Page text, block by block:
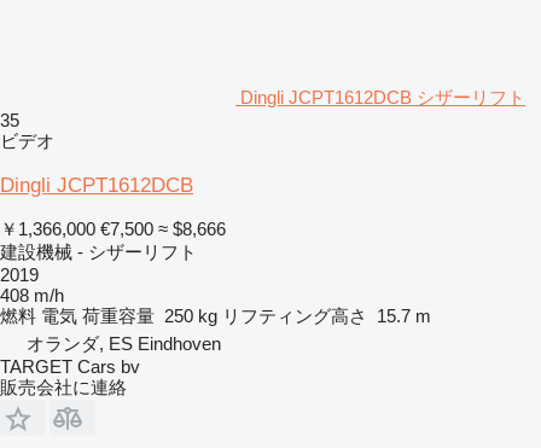
Dingli JCPT1612DCB シザーリフト
35
ビデオ
Dingli JCPT1612DCB
￥1,366,000 €7,500 ≈ $8,666
建設機械 - シザーリフト
2019
408 m/h
燃料 電気 荷重容量 250 kg リフティング高さ
15.7 m
オランダ, ES Eindhoven
TARGET Cars bv
販売会社に連絡